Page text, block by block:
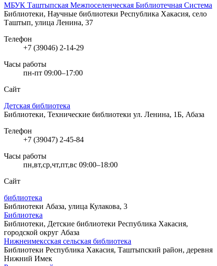
МБУК Таштыпская Межпоселенческая Библиотечная Система
Библиотеки, Научные библиотеки Республика Хакасия, село
Таштып, улица Ленина, 37
Телефон
+7 (39046) 2-14-29
Часы работы
пн-пт 09:00–17:00
Сайт
Детская библиотека
Библиотеки, Технические библиотеки ул. Ленина, 1Б, Абаза
Телефон
+7 (39047) 2-45-84
Часы работы
пн,вт,ср,чт,пт,вс 09:00–18:00
Сайт
библиотека
Библиотеки Абаза, улица Кулакова, 3
Библиотека
Библиотеки, Детские библиотеки Республика Хакасия,
городской округ Абаза
Нижнеимексская сельская библиотека
Библиотеки Республика Хакасия, Таштыпский район, деревня
Нижний Имек